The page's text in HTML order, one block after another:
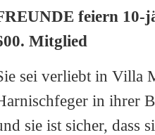
feiern 10-
Mitglied
sei verliebt in Villa
in ihrer
sie ist sicher, dass